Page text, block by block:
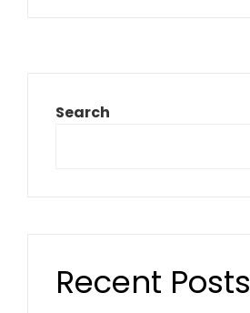
Search
Recent Posts